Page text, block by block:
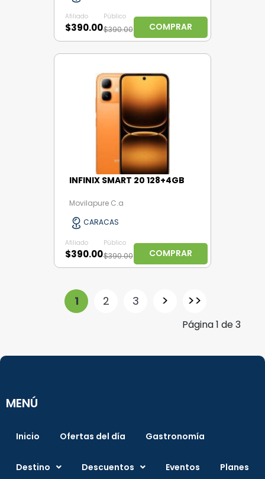
Afiliado
$390.00
Público
$390.00 COMPRAR
INFINIX SMART 20 128+4GB
Movilapure C.a
CARACAS
Afiliado
$390.00
Público
$390.00 COMPRAR
1 2 3 > >>
Página1 de3
MENÚ
Inicio Ofertas del día Gastronomía
Destino Descuentos Eventos Planes